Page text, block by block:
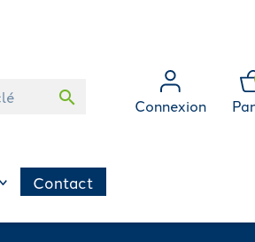
search Connexion
Contact